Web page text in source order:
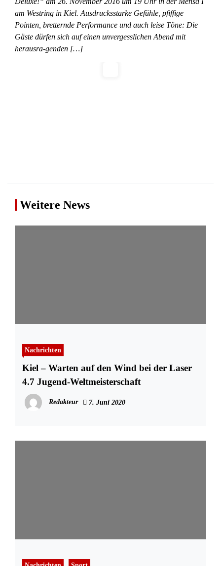
am Westring in Kiel. Ausdrucksstarke Gefühle, pfiffige
Pointen, bretternde Performance und auch leise Töne: Die
Gäste dürfen sich auf einen unvergesslichen Abend mit
herausra-genden […]
Weitere News
Nachrichten
Kiel – Warten auf den Wind bei der Laser
4.7 Jugend-Weltmeisterschaft
Redakteur 7. Juni 2020